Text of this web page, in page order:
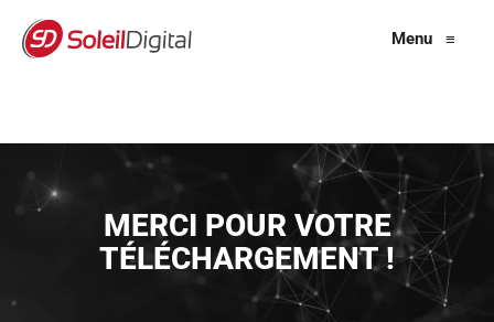
Menu ≡
MERCI POUR VOTRE
TÉLÉCHARGEMENT !